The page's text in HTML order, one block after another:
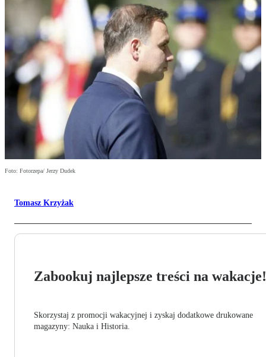
Foto: Fotorzepa/ Jerzy Dudek
Tomasz Krzyżak
Zabookuj najlepsze treści na wakacje!
Skorzystaj z promocji wakacyjnej i zyskaj dodatkowe drukowane
magazyny: Nauka i Historia.